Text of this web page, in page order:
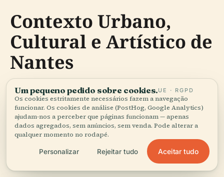
Contexto Urbano,
Cultural e Artístico de
Nantes
Cenário Urbano e
Desenvolvimento
Sustentável
Um pequeno pedido sobre cookies.UE · RGPD
Os cookies estritamente necessários fazem a navegação
funcionar. Os cookies de análise (PostHog, Google Analytics)
ajudam-nos a perceber que páginas funcionam — apenas
dados agregados, sem anúncios, sem venda. Pode alterar a
qualquer momento no rodapé.
Personalizar Rejeitar tudo Aceitar tudo